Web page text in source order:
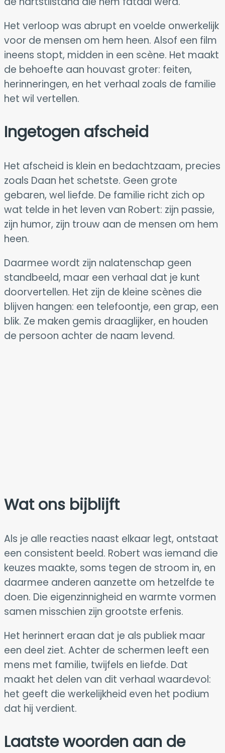
Het verloop was abrupt en voelde onwerkelijk
voor de mensen om hem heen. Alsof een film
ineens stopt, midden in een scène. Het maakt
de behoefte aan houvast groter: feiten,
herinneringen, en het verhaal zoals de familie
het wil vertellen.
Ingetogen afscheid
Het afscheid is klein en bedachtzaam, precies
zoals Daan het schetste. Geen grote
gebaren, wel liefde. De familie richt zich op
wat telde in het leven van Robert: zijn passie,
zijn humor, zijn trouw aan de mensen om hem
heen.
Daarmee wordt zijn nalatenschap geen
standbeeld, maar een verhaal dat je kunt
doorvertellen. Het zijn de kleine scènes die
blijven hangen: een telefoontje, een grap, een
blik. Ze maken gemis draaglijker, en houden
de persoon achter de naam levend.
Wat ons bijblijft
Als je alle reacties naast elkaar legt, ontstaat
een consistent beeld. Robert was iemand die
keuzes maakte, soms tegen de stroom in, en
daarmee anderen aanzette om hetzelfde te
doen. Die eigenzinnigheid en warmte vormen
samen misschien zijn grootste erfenis.
Het herinnert eraan dat je als publiek maar
een deel ziet. Achter de schermen leeft een
mens met familie, twijfels en liefde. Dat
maakt het delen van dit verhaal waardevol:
het geeft die werkelijkheid even het podium
dat hij verdient.
Laatste woorden aan de